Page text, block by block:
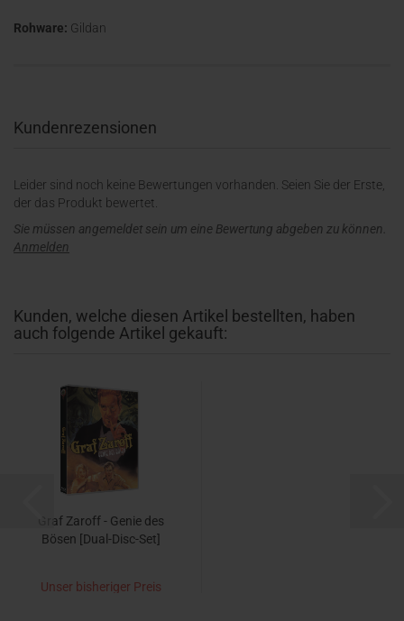
Rohware: Gildan
Kundenrezensionen
Leider sind noch keine Bewertungen vorhanden. Seien Sie der Erste,
der das Produkt bewertet.
Sie müssen angemeldet sein um eine Bewertung abgeben zu können.
Anmelden
Kunden, welche diesen Artikel bestellten, haben
auch folgende Artikel gekauft:
Graf Zaroff - Genie des
Bösen [Dual-Disc-Set]
Unser bisheriger Preis